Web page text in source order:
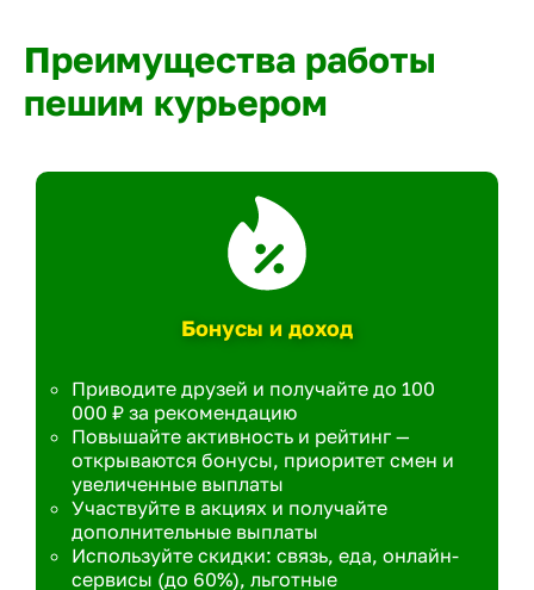
Преимущества работы
пешим курьером
Бонусы и доход
Приводите друзей и получайте до 100
000 ₽ за рекомендацию
Повышайте активность и рейтинг —
открываются бонусы, приоритет смен и
увеличенные выплаты
Участвуйте в акциях и получайте
дополнительные выплаты
Используйте скидки: связь, еда, онлайн-
сервисы (до 60%), льготные